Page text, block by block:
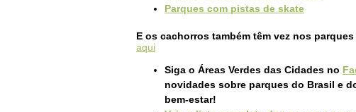
Parques com pistas de skate
E os cachorros também têm vez nos
aqui
Siga o Áreas Verdes das Cidades no
novidades sobre parques do Brasil e
bem-estar!